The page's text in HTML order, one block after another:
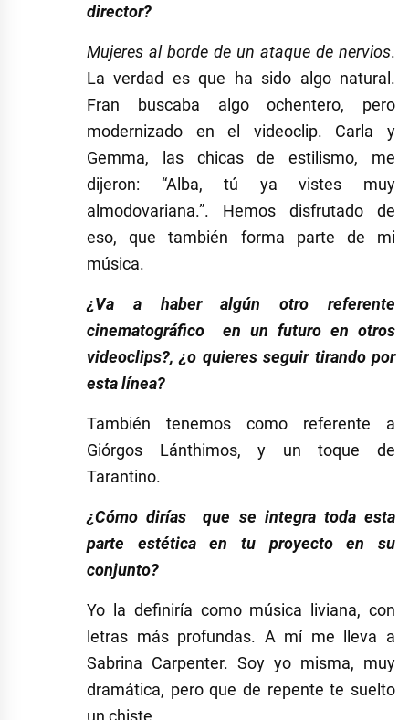
director?
Mujeres al borde de un ataque de nervios.
La verdad es que ha sido algo natural.
Fran buscaba algo ochentero, pero
modernizado en el videoclip. Carla y
Gemma, las chicas de estilismo, me
dijeron: “Alba, tú ya vistes muy
almodovariana.”. Hemos disfrutado de
eso, que también forma parte de mi
música.
¿Va a haber algún otro referente
cinematográfico en un futuro en otros
videoclips?, ¿o quieres seguir tirando por
esta línea?
También tenemos como referente a
Giórgos Lánthimos, y un toque de
Tarantino.
¿Cómo dirías que se integra toda esta
parte estética en tu proyecto en su
conjunto?
Yo la definiría como música liviana, con
letras más profundas. A mí me lleva a
Sabrina Carpenter. Soy yo misma, muy
dramática, pero que de repente te suelto
un chiste.